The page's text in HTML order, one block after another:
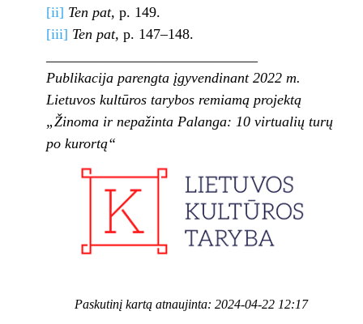
[ii] Ten pat, p. 149.
[iii] Ten pat, p. 147–148.
Publikacija parengta įgyvendinant 2022 m.
Lietuvos kultūros tarybos remiamą projektą
„Žinoma ir nepažinta Palanga: 10 virtualių turų
po kurortą“
Paskutinį kartą atnaujinta: 2024-04-22 12:17